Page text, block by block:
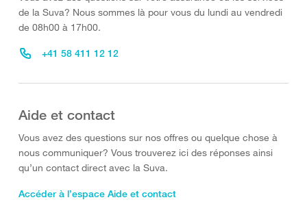
de la Suva? Nous sommes là pour vous du lundi au vendredi
de 08h00 à 17h00.
+41 58 411 12 12
Aide et contact
Vous avez des questions sur nos offres ou quelque chose à
nous communiquer? Vous trouverez ici des réponses ainsi
qu’un contact direct avec la Suva.
Accéder à l’espace Aide et contact